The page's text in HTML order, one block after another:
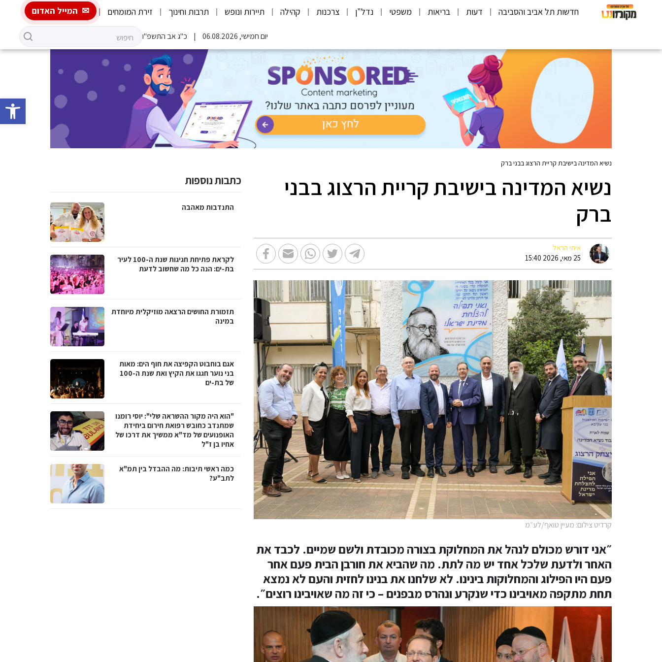
פתח
חדשות תל אביב והסביבה דעות בריאות משפטי נדל"ן צרכנות קהילה תיירות ונופש תרבות וחינוך זירת המומחים המייל האדום
יום חמישי, 06.08.2026 כ"ג אב התשפ"ו
נשיא המדינה בישיבת קריית הרצוג בבני ברק
נשיא המדינה בישיבת קריית הרצוג בבני
ברק
איתי הראל
25 מאי, 2026 15:40
קרדיט צילום: מעיין טואף/לע״מ
״אני דורש מכולם לנהל את המחלוקת בצורה מכובדת ולשם שמיים. לכבד את
האחר ולדעת שלכל אחד יש מה לתת. מה שהביא את חורבן הבית פעם אחר
פעם היו הפילוג והמחלוקות בינינו. לא שלחנו את בנינו לחזית והעם לא נמצא
תחת מתקפה מאויבינו כדי שנקרע ונהרס מבפנים – כי זה מה שאויבינו רוצים״.
כתבות נוספות
התנדבות מאהבה
לקראת פתיחת חגיגות שנת ה-100 לעיר
בת-ים: הנה כל מה שחשוב לדעת
תזמורת החושים הרצאה מוזיקלית מיוחדת
במינה
אגם בוחבוט הקפיצה את חוף הים: מאות
בני נוער חגגו את הקיץ ואת שנת ה-100
של בת-ים
"הוא היה מקור ההשראה שלי": יוסי רומנו
שמתנדב כחובש רפואת חירום ביחידת
האופנועים של מד"א ממשיך את דרכו של
אחיו בן ז"ל
כמה ראשי תיבות: מה ההבדל בין תמ"א
לתב"ע?